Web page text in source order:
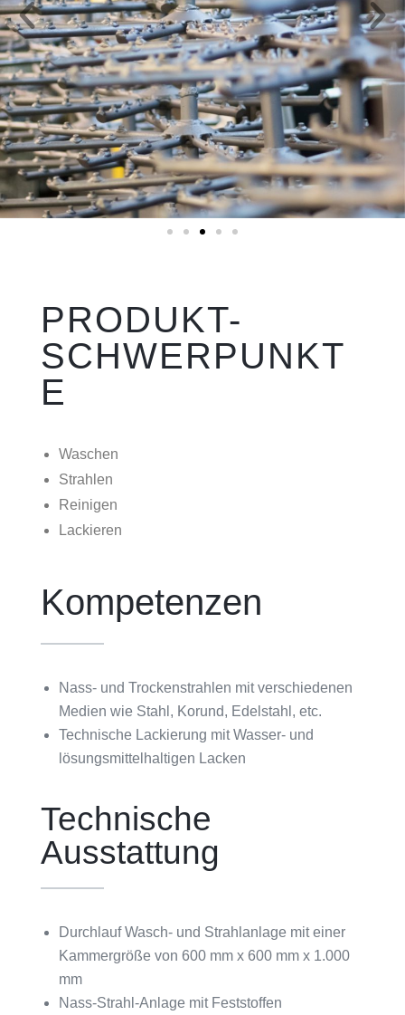
PRODUKT-
SCHWERPUNKT
E
Waschen
Strahlen
Reinigen
Lackieren
Kompetenzen
Nass- und Trockenstrahlen mit verschiedenen
Medien wie Stahl, Korund, Edelstahl, etc.
Technische Lackierung mit Wasser- und
lösungsmittelhaltigen Lacken
Technische
Ausstattung
Durchlauf Wasch- und Strahlanlage mit einer
Kammergröße von 600 mm x 600 mm x 1.000
mm
Nass-Strahl-Anlage mit Feststoffen